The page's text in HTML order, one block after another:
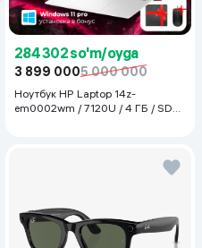
284 302 so'm/oyga
3 899 0005 000 000
Ноутбук HP Laptop 14z-
em0002wm / 7120U / 4 ГБ / SDD